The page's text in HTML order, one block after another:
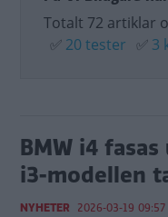
Totalt 72 artiklar
✅ 20 tester ✅ 3
BMW i4
i3-modellen
NYHETER 2026-03-19 09:57